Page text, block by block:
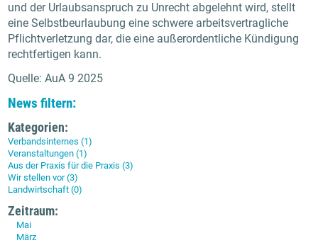
und der Urlaubsanspruch zu Unrecht abgelehnt wird, stellt
eine Selbstbeurlaubung eine schwere arbeitsvertragliche
Pflichtverletzung dar, die eine außerordentliche Kündigung
rechtfertigen kann.
Quelle: AuA 9 2025
News filtern:
Kategorien:
Verbandsinternes (1)
Veranstaltungen (1)
Aus der Praxis für die Praxis (3)
Wir stellen vor (3)
Landwirtschaft (0)
Zeitraum:
Mai
März